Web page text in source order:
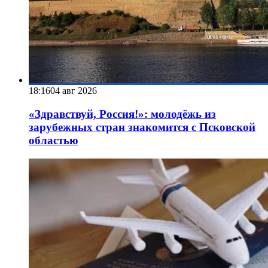
18:1604 авг 2026
«Здравствуй, Россия!»: молодёжь из
зарубежных стран знакомится с Псковской
областью